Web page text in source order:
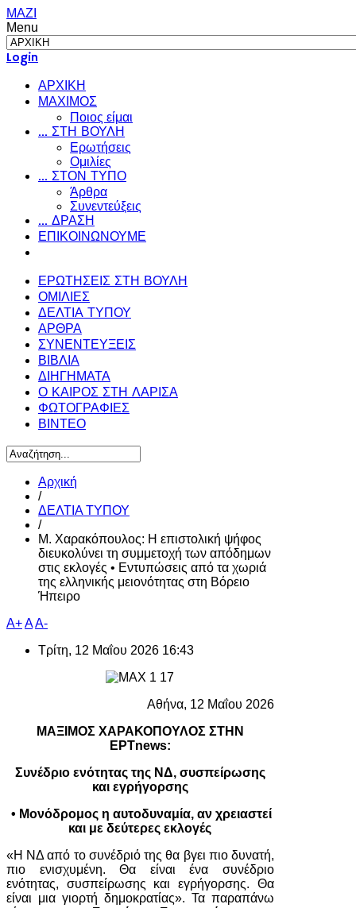
ΜΑΖΙ
Menu
Login
ΑΡΧΙΚΗ
ΜΑΧΙΜΟΣ
Ποιος είμαι
... ΣΤΗ ΒΟΥΛΗ
Ερωτήσεις
Ομιλίες
... ΣΤΟΝ ΤΥΠΟ
Άρθρα
Συνεντεύξεις
... ΔΡΑΣΗ
ΕΠΙΚΟΙΝΩΝΟΥΜΕ
ΕΡΩΤΗΣΕΙΣ ΣΤΗ ΒΟΥΛΗ
ΟΜΙΛΙΕΣ
ΔΕΛΤΙΑ ΤΥΠΟΥ
ΑΡΘΡΑ
ΣΥΝΕΝΤΕΥΞΕΙΣ
ΒΙΒΛΙΑ
ΔΙΗΓΗΜΑΤΑ
Ο ΚΑΙΡΟΣ ΣΤΗ ΛΑΡΙΣΑ
ΦΩΤΟΓΡΑΦΙΕΣ
ΒΙΝΤΕΟ
Αρχική
/
ΔΕΛΤΙΑ ΤΥΠΟΥ
/
Μ. Χαρακόπουλος: Η επιστολική ψήφος
διευκολύνει τη συμμετοχή των απόδημων
στις εκλογές • Εντυπώσεις από τα χωριά
της ελληνικής μειονότητας στη Βόρειο
Ήπειρο
A+AA-
Τρίτη, 12 Μαΐου 2026 16:43
Αθήνα, 12 Μαΐου 2026
ΜΑΞΙΜΟΣ ΧΑΡΑΚΟΠΟΥΛΟΣ ΣΤΗΝ
ΕΡΤnews:
Συνέδριο ενότητας της ΝΔ, συσπείρωσης
και εγρήγορσης
• Μονόδρομος η αυτοδυναμία, αν χρειαστεί
και με δεύτερες εκλογές
«Η ΝΔ από το συνέδριό της θα βγει πιο δυνατή,
πιο ενισχυμένη. Θα είναι ένα συνέδριο
ενότητας, συσπείρωσης και εγρήγορσης. Θα
είναι μια γιορτή δημοκρατίας». Τα παραπάνω